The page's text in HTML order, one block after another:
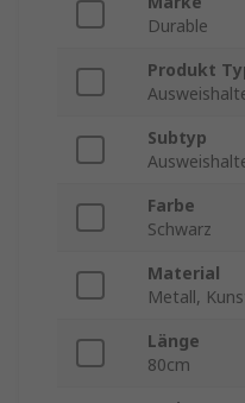
Durable
Produkt
Subtyp
Farbe
Schwarz
Material
Metall,
Länge
80cm